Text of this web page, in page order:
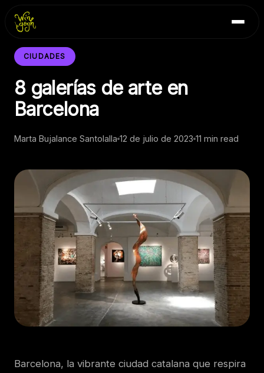
Inicio
Blog
Contacto
CIUDADES
8 galerías de arte en
Barcelona
Marta Bujalance Santolalla 12 de julio de 2023 11 min read
Barcelona, la vibrante ciudad catalana que respira